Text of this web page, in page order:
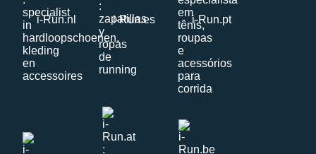
i-Run.nl i-Run.es i-Run.pt